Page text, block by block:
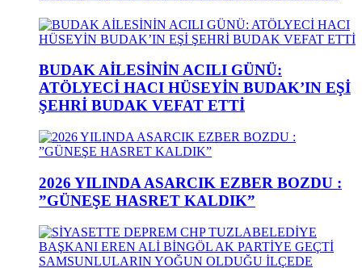
BUDAK AİLESİNİN ACILI GÜNÜ:
ATÖLYECİ HACI HÜSEYİN BUDAK’IN EŞİ
ŞEHRİ BUDAK VEFAT ETTİ
2026 YILINDA ASARCIK EZBER BOZDU :
”GÜNEŞE HASRET KALDIK”